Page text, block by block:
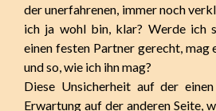
der unerfahrenen, immer noch
ich ja wohl bin, klar? Werde ich
einen festen Partner gerecht, mag
und so, wie ich ihn mag?
Diese Unsicherheit auf der
Erwartung auf der anderen Seite,